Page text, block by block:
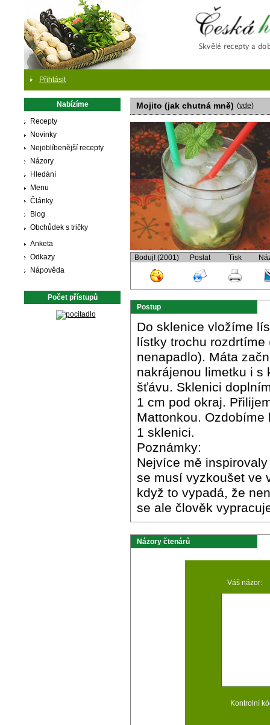
Přihlásit
Nabízíme
Recepty
Novinky
Nejoblíbenější recepty
Názory
Hledání
Menu
Články
Blog
Obchůdek s tričky
Anketa
Odkazy
Nápověda
Počet přístupů
Mojito (jak chutná mně) (vde)
Boduj! (2001) Poslat Tisk
Postup
Do sklenice vložíme
lístky trochu
nenapadlo). Máta
nakrájenou limetku i s
šťávu. Sklenici
1 cm pod okraj.
Mattonkou.
1 sklenici.
Poznámky:
Nejvíce mě
se musí vyzkoušet ve
když to vypadá, že
se ale člověk
Názory čtenárů
Váš názor:
Kontrolní